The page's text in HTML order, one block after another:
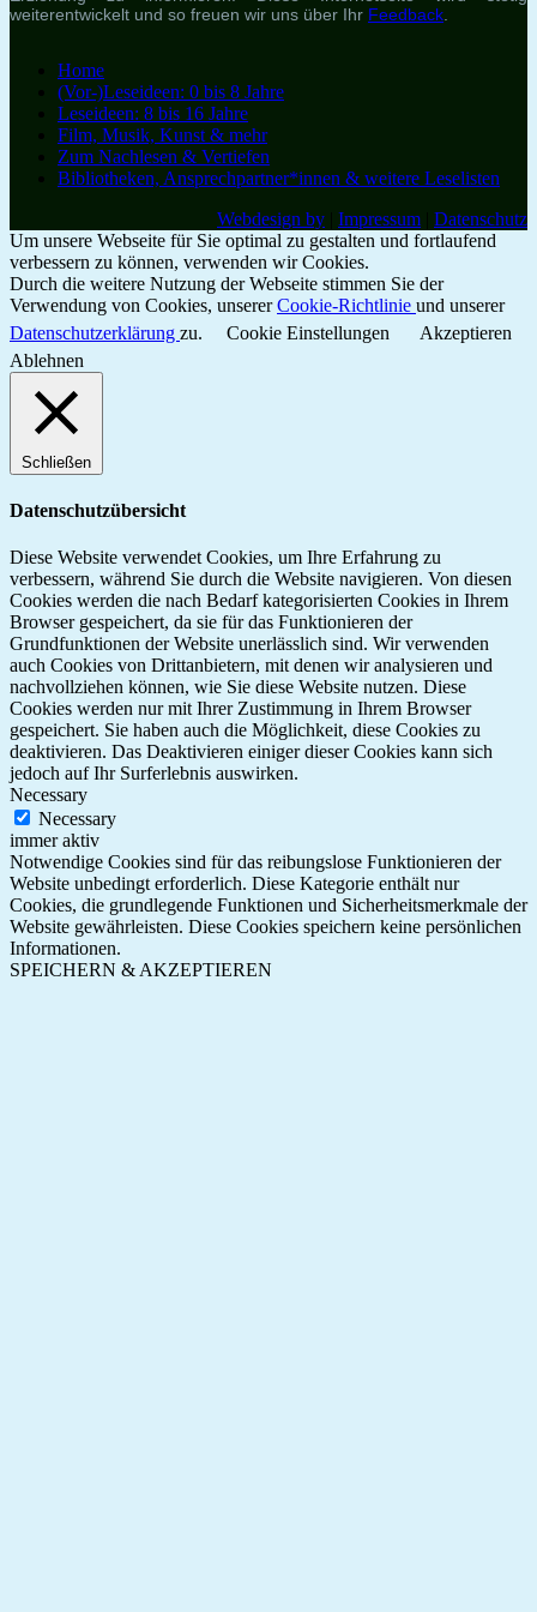
weiterentwickelt und so freuen wir uns über Ihr Feedback
Home
(Vor-)Leseideen: 0 bis 8 Jahre
Leseideen: 8 bis 16 Jahre
Film, Musik, Kunst & mehr
Zum Nachlesen & Vertiefen
Bibliotheken, Ansprechpartner*innen & weitere Leselisten
Webdesign by
Impressum
Datenschutz
Um unsere Webseite für Sie optimal zu gestalten und fortlaufend
verbessern zu können, verwenden wir Cookies.
Durch die weitere Nutzung der Webseite stimmen Sie der
Verwendung von Cookies, unsererCookie-Richtlinie und unserer
Datenschutzerklärung zu. Cookie Einstellungen
Akzeptieren
Ablehnen
Schließen
Datenschutzübersicht
Diese Website verwendet Cookies, um Ihre Erfahrung zu
verbessern, während Sie durch die Website navigieren. Von diesen
Cookies werden die nach Bedarf kategorisierten Cookies in Ihrem
Browser gespeichert, da sie für das Funktionieren der
Grundfunktionen der Website unerlässlich sind. Wir verwenden
auch Cookies von Drittanbietern, mit denen wir analysieren und
nachvollziehen können, wie Sie diese Website nutzen. Diese
Cookies werden nur mit Ihrer Zustimmung in Ihrem Browser
gespeichert. Sie haben auch die Möglichkeit, diese Cookies zu
deaktivieren. Das Deaktivieren einiger dieser Cookies kann sich
jedoch auf Ihr Surferlebnis auswirken.
Necessary
Necessary
immer aktiv
Notwendige Cookies sind für das reibungslose Funktionieren der
Website unbedingt erforderlich. Diese Kategorie enthält nur
Cookies, die grundlegende Funktionen und Sicherheitsmerkmale der
Website gewährleisten. Diese Cookies speichern keine persönlichen
Informationen.
SPEICHERN & AKZEPTIEREN